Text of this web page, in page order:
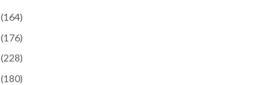
(164)
(176)
(228)
(180)